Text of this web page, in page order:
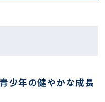
少年の健やかな成長